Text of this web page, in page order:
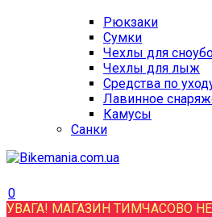
Рюкзаки
Сумки
Чехлы для
Чехлы для лыж
Средства по
Лавинное
Камусы
Санки
0
УВАГА! МАГАЗИН ТИМЧАСОВО